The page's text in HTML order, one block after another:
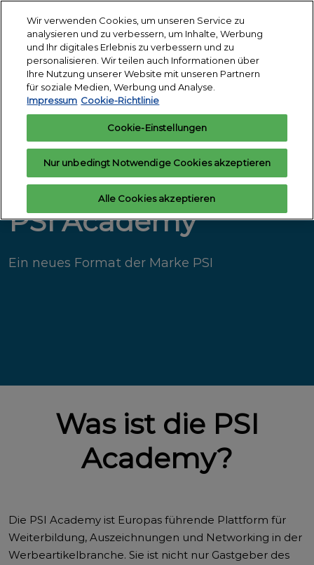
zum
Inhalt
12.-14. Januar
Messegelände
Interesse
anmelden
Ausstelleranfrage
PSI Academy
Ein neues Format der Marke PSI
Was ist die PSI
Academy?
Die PSI Academy ist Europas führende Plattform für
Weiterbildung, Auszeichnungen und Networking in der
Werbeartikelbranche. Sie ist nicht nur Gastgeber des
Wir verwenden Cookies, um unseren Service zu
analysieren und zu verbessern, um Inhalte, Werbung
und Ihr digitales Erlebnis zu verbessern und zu
personalisieren. Wir teilen auch Informationen über
Ihre Nutzung unserer Website mit unseren Partnern
für soziale Medien, Werbung und Analyse.
Impressum Cookie-Richtlinie
Cookie-Einstellungen
Nur unbedingt Notwendige Cookies akzeptieren
Alle Cookies akzeptieren